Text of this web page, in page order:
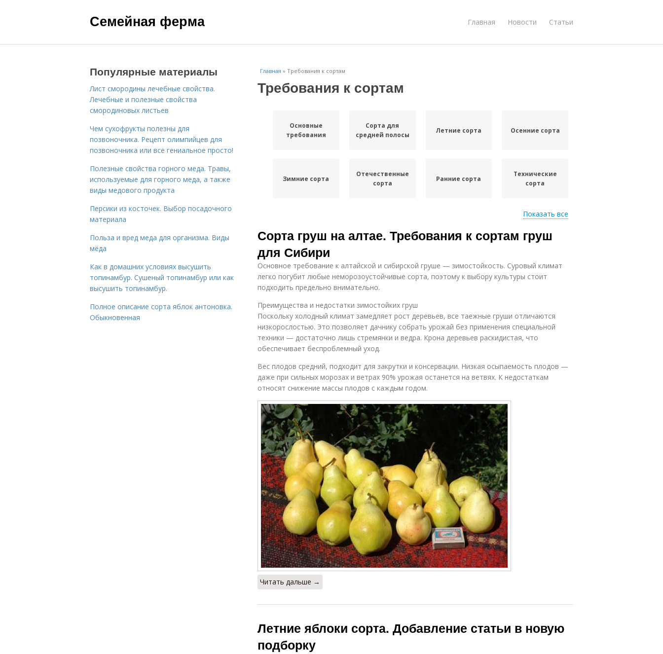
Семейная ферма Главная Новости Статьи
Главная » Требования к сортам
Требования к сортам
Основные
требования
Сорта для
средней полосы
Летние сорта Осенние сорта
Зимние сорта
Отечественные
сорта
Ранние сорта
Технические
сорта
подмосковья
сорта
сорта
Винные сорта
Сорта для
западной
сибири
Сорта для урала
Показать все
Сорта груш на алтае. Требования к сортам груш
для Сибири
Основное требование к алтайской и сибирской груше — зимостойкость. Суровый климат
легко погубит любые неморозоустойчивые сорта, поэтому к выбору культуры стоит
подходить предельно внимательно.
Преимущества и недостатки зимостойких груш
Поскольку холодный климат замедляет рост деревьев, все таежные груши отличаются
низкорослостью. Это позволяет дачнику собрать урожай без применения специальной
техники — достаточно лишь стремянки и ведра. Крона деревьев раскидистая, что
обеспечивает беспроблемный уход.
Вес плодов средний, подходит для закрутки и консервации. Низкая осыпаемость плодов —
даже при сильных морозах и ветрах 90% урожая останется на ветвях. К недостаткам
относят снижение массы плодов с каждым годом.
Читать дальше →
Летние яблоки сорта. Добавление статьи в новую
подборку
Популярные материалы
Лист смородины лечебные свойства.
Лечебные и полезные свойства
смородиновых листьев
Чем сухофрукты полезны для
позвоночника. Рецепт олимпийцев для
позвоночника или все гениальное просто!
Полезные свойства горного меда. Травы,
используемые для горного меда, а также
виды медового продукта
Персики из косточек. Выбор посадочного
материала
Польза и вред меда для организма. Виды
мёда
Как в домашних условиях высушить
топинамбур. Сушеный топинамбур или как
высушить топинамбур.
Полное описание сорта яблок антоновка.
Обыкновенная